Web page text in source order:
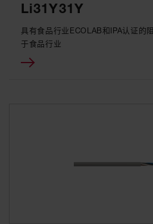
Li31Y31Y
具有食品行业ECOLAB和IPA认证的
于食品行业